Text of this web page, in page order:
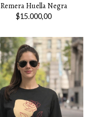
Remera Huella Negra
$15.000,00